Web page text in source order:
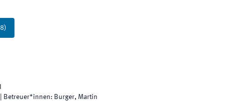
)
Betreuer*innen: Burger, Martin